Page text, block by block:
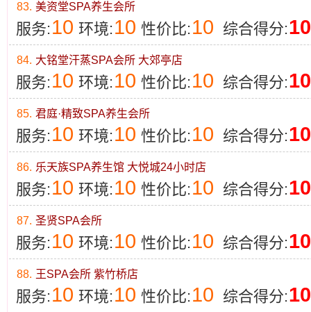
83. 美资堂SPA养生会所
服务: 10 环境: 10 性价比: 10 综合得分:10
84. 大铭堂汗蒸SPA会所 大郊亭店
服务: 10 环境: 10 性价比: 10 综合得分:10
85. 君庭·精致SPA养生会所
服务: 10 环境: 10 性价比: 10 综合得分:10
86. 乐天族SPA养生馆 大悦城24小时店
服务: 10 环境: 10 性价比: 10 综合得分:10
87. 圣贤SPA会所
服务: 10 环境: 10 性价比: 10 综合得分:10
88. 王SPA会所 紫竹桥店
服务: 10 环境: 10 性价比: 10 综合得分:10